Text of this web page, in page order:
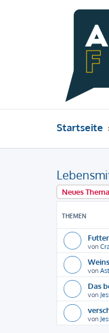
Startseite
Neues Thema
THEMEN
von
von
Das
von
von